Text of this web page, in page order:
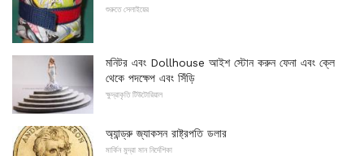
শুরুতে সেলাইয়ের
মনিটর এবং Dollhouse আইশ স্টোন করুন ফেনা এবং ক্লে
থেকে পদক্ষেপ এবং সিঁড়ি
ক্ষুদ্রাকৃতি টিউটোরিয়াল
অ্যান্ড্রু জ্যাকসন রাষ্ট্রপতি ডলার
মার্কিন মুদ্রা মান নির্দেশিকা